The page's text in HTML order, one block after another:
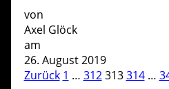
von
Axel Glöck
am
26. August 2019
N
Zurück S
1 … S
312 S
313 S
314 … S